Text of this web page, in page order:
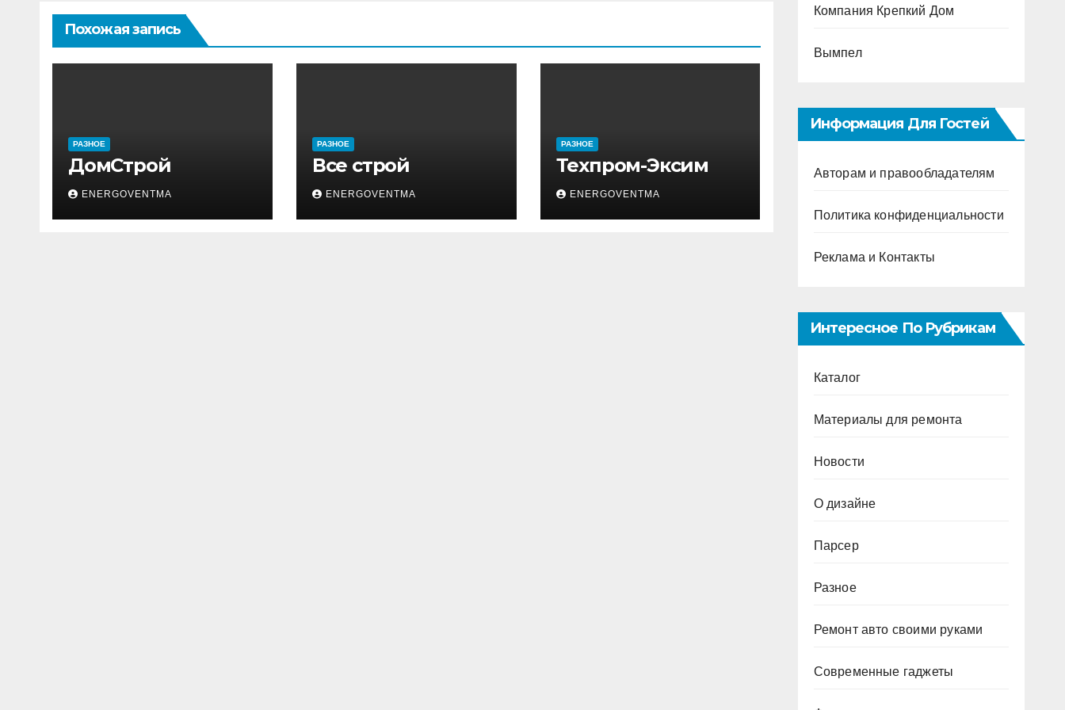
Похожая запись
РАЗНОЕ
ДомСтрой
ENERGOVENTMA
РАЗНОЕ
Все строй
ENERGOVENTMA
РАЗНОЕ
Техпром-Эксим
ENERGOVENTMA
Компания Крепкий Дом
Вымпел
Информация Для Гостей
Авторам и правообладателям
Политика конфиденциальности
Реклама и Контакты
Интересное По Рубрикам
Каталог
Материалы для ремонта
Новости
О дизайне
Парсер
Разное
Ремонт авто своими руками
Современные гаджеты